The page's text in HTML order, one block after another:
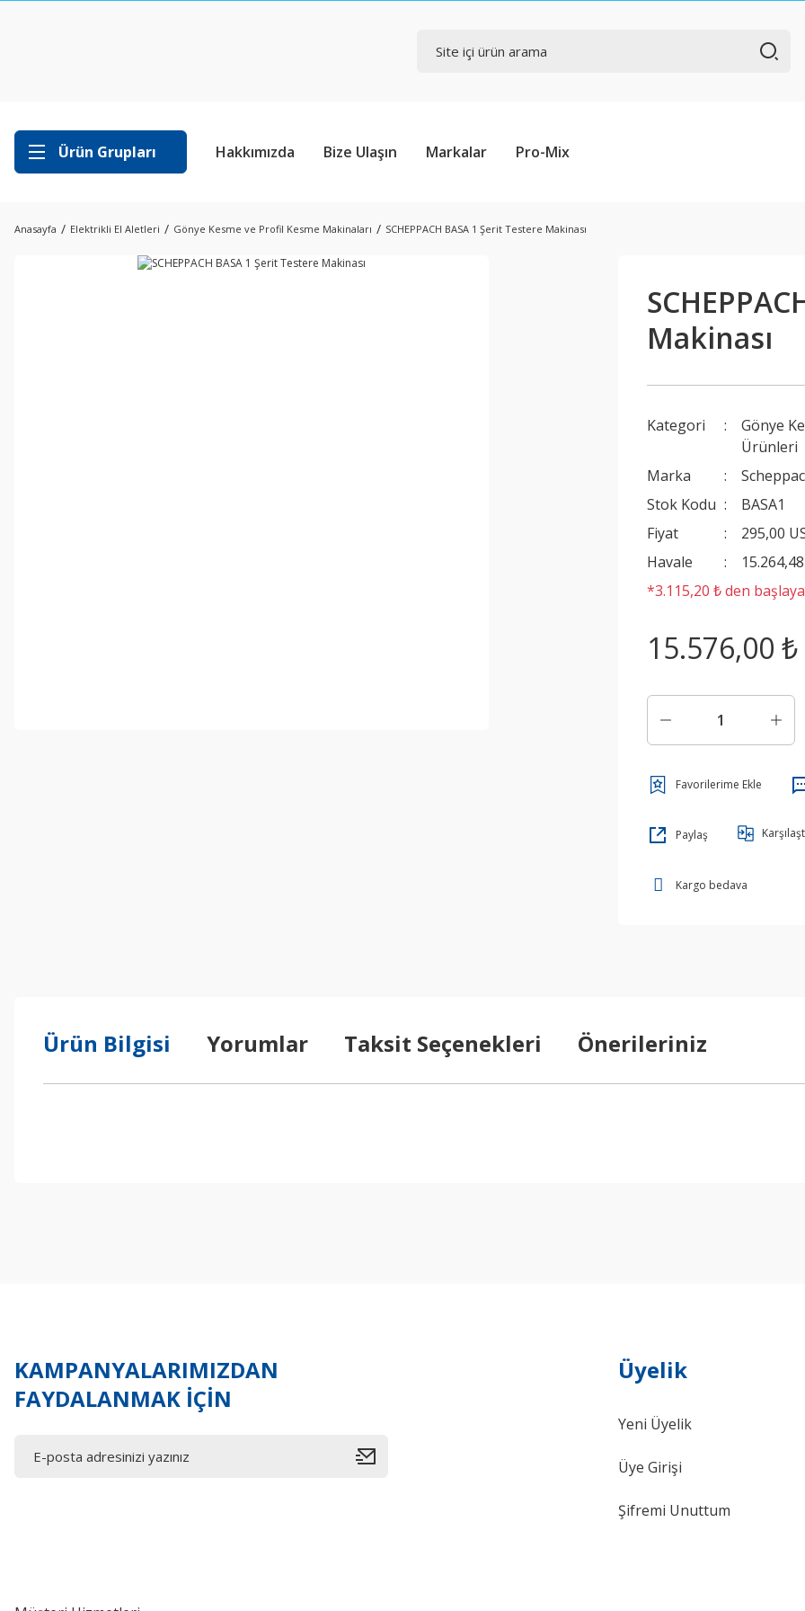
Ürün Grupları Hakkımızda Bize Ulaşın Markalar Pro-Mix
Anasayfa Elektrikli El Aletleri Gönye Kesme ve Profil Kesme Makinaları SCHEPPACH BASA 1 Şerit Testere Makinası
Makinası
Kategori Gönye
Ürünleri
Marka
Stok Kodu
BASA1
Fiyat
295,00
Havale
*3.115,20 ₺ den
15.576,00 ₺
Paylaş
Kargo bedava
Ürün Bilgisi Yorumlar Taksit Seçenekleri Önerileriniz
KAMPANYALARIMIZDAN
FAYDALANMAK İÇİN
Üyelik
Yeni Üyelik
Üye Girişi
Şifremi Unuttum